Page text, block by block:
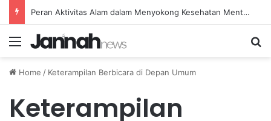
Peran Aktivitas Alam dalam Menyokong Kesehatan Mental dan Menenangkan Pikiran di Masa Sulit
Menu
Home / Keterampilan Berbicara di Depan Umum
Keterampilan